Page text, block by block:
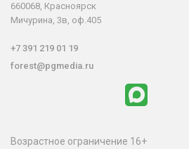
660068, Красноярск
Мичурина, 3в, оф.405
+7 391 219 01 19
forest@pgmedia.ru
Возрастное ограничение 16+